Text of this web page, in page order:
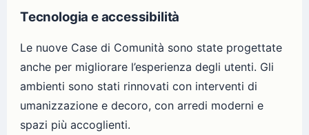
Tecnologia e accessibilità
Le nuove Case di Comunità sono state progettate
anche per migliorare l’esperienza degli utenti. Gli
ambienti sono stati rinnovati con interventi di
umanizzazione e decoro, con arredi moderni e
spazi più accoglienti.